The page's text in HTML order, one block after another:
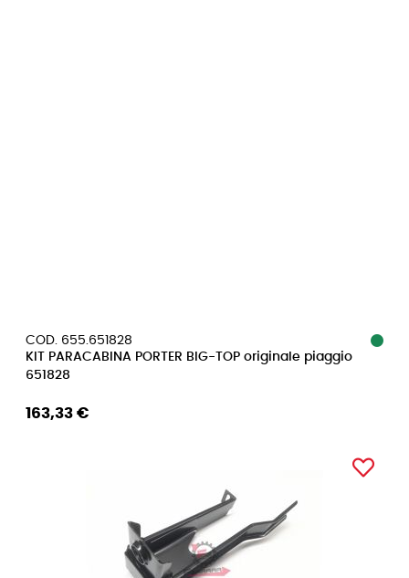
COD. 655.651828
KIT PARACABINA PORTER BIG-TOP originale piaggio
651828
163,33 €